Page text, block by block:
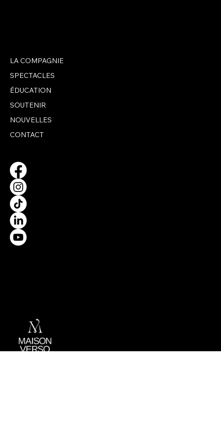
UNE ŒUVRE OFFERTE À BJM PAR UNE
ARTISTE LOCALE
LA COMPAGNIE
SPECTACLES
ÉDUCATION
SOUTENIR
NOUVELLES
CONTACT
Politique de confidentialité